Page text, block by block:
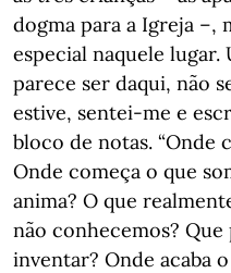
dogma para a Igreja –,
especial naquele lugar.
parece ser daqui, não
estive, sentei-me e
bloco de notas. “Onde
Onde começa o que
anima? O que
não conhecemos?
inventar? Onde acaba